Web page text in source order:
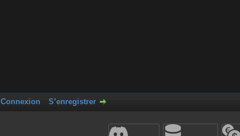
Connexion S’enregistrer